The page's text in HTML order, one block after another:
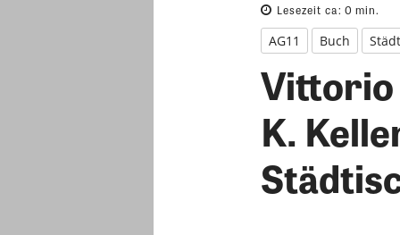
Lesezeit ca: 0 min.
AG11 Buch
Vittorio
K.